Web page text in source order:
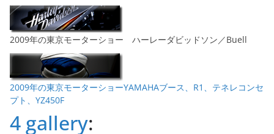
2009年の東京モーターショー ハーレーダビッドソン／Buell
2009年の東京モーターショーYAMAHAブース、R1、テネレコンセ
プト、YZ450F
4 gallery: